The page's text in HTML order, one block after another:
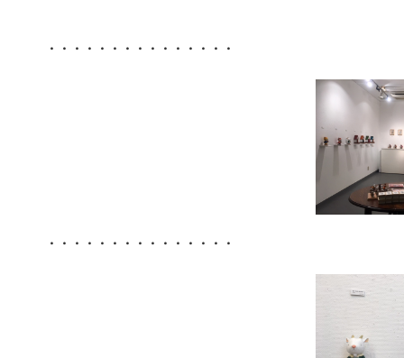
・・・・・・・・・・・・・・・
・・・・・・・・・・・・・・・